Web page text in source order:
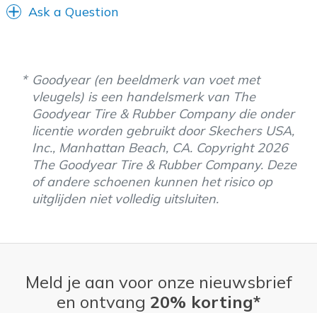
Ask a Question
Goodyear (en beeldmerk van voet met
vleugels) is een handelsmerk van The
Goodyear Tire & Rubber Company die onder
licentie worden gebruikt door Skechers USA,
Inc., Manhattan Beach, CA. Copyright 2026
The Goodyear Tire & Rubber Company. Deze
of andere schoenen kunnen het risico op
uitglijden niet volledig uitsluiten.
Meld je aan voor onze nieuwsbrief
en ontvang 20% korting*